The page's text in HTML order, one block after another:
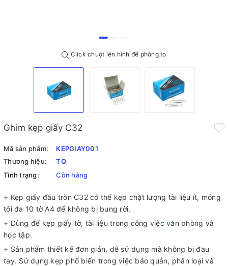
Click chuột lên hình để phóng to
Ghim kẹp giấy C32
Mã sản phẩm:
KEPGIAY001
Thương hiệu:
TQ
Tình trạng:
Còn hàng
+ Kẹp giấy đầu tròn C32 có thể kẹp chặt lượng tài liệu ít, mỏng
tối đa 10 tờ A4 để không bị bung rời.
+ Dùng để kẹp giấy tờ, tài liệu trong công việc văn phòng và
học tập.
+ Sản phẩm thiết kế đơn giản, dễ sử dụng mà không bị đau
tay. Sử dụng kẹp phổ biến trong việc bảo quản, phân loại và